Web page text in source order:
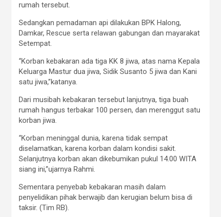
rumah tersebut.
Sedangkan pemadaman api dilakukan BPK Halong,
Damkar, Rescue serta relawan gabungan dan mayarakat
Setempat.
“Korban kebakaran ada tiga KK 8 jiwa, atas nama Kepala
Keluarga Mastur dua jiwa, Sidik Susanto 5 jiwa dan Kani
satu jiwa,”katanya.
Dari musibah kebakaran tersebut lanjutnya, tiga buah
rumah hangus terbakar 100 persen, dan merenggut satu
korban jiwa.
“Korban meninggal dunia, karena tidak sempat
diselamatkan, karena korban dalam kondisi sakit.
Selanjutnya korban akan dikebumikan pukul 14.00 WITA
siang ini,”ujarnya Rahmi.
Sementara penyebab kebakaran masih dalam
penyelidikan pihak berwajib dan kerugian belum bisa di
taksir. (Tim RB).